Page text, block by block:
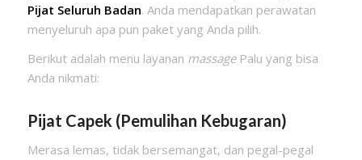
Pijat Seluruh Badan. Anda mendapatkan perawatan
menyeluruh apa pun paket yang Anda pilih.
Berikut adalah menu layanan massagePalu yang bisa
Anda nikmati:
Pijat Capek (Pemulihan Kebugaran)
Merasa lemas, tidak bersemangat, dan pegal-pegal